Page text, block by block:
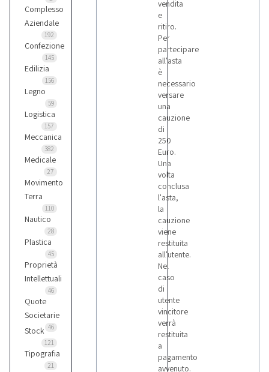
Complesso
Aziendale
192
Confezione
145
Edilizia
156
Legno
59
Logistica
157
Meccanica
382
Medicale
27
Movimento
Terra
110
Nautico
28
Plastica
45
Proprietà
Intellettuali
46
Quote
Societarie
46
Stock
121
Tipografia
21
vendita
e
ritiro.
Per
partecipare
all'asta
è
necessario
versare
una
cauzione
di
250
Euro.
Una
volta
conclusa
l'asta,
la
cauzione
viene
restituita
all'utente.
Nel
caso
di
utente
vincitore
verrà
restituita
a
pagamento
avvenuto.